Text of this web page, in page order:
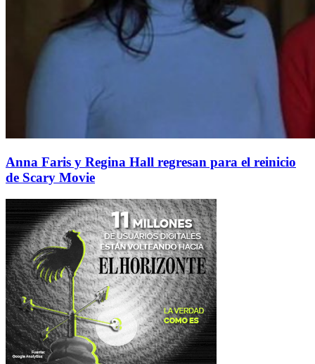
Anna Faris y Regina Hall regresan para el reinicio
de Scary Movie